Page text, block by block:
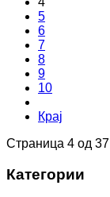
5
6
7
8
9
10
Крај
Страница 4 од 37
Категории